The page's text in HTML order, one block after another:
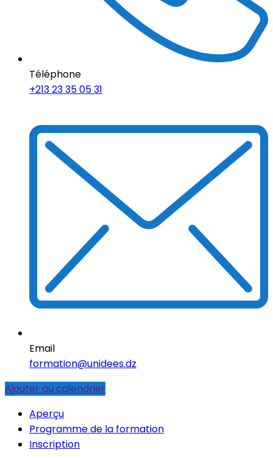
Téléphone
+213 23 35 05 31
Email
formation@unidees.dz
Ajouter au calendrier
Aperçu
Programme de la formation
Inscription